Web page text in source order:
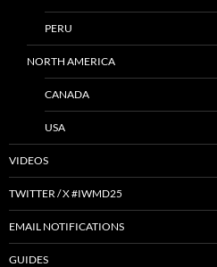
PERU
NORTH AMERICA
CANADA
USA
VIDEOS
TWITTER / X #IWMD25
EMAIL NOTIFICATIONS
GUIDES